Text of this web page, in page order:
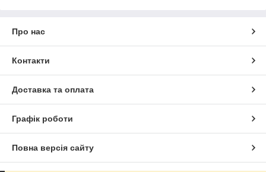
Про нас
Контакти
Доставка та оплата
Графік роботи
Повна версія сайту